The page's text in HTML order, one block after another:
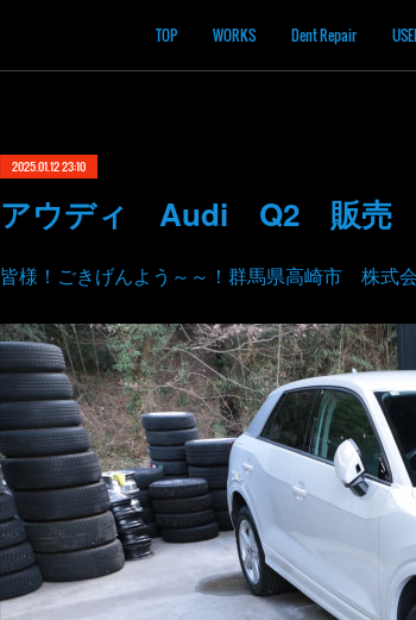
TOP WORKS Dent Repair
2025.01.12 23:10
アウディ Audi Q2 販
皆様！ごきげんよう～～！群馬県高崎市 株式